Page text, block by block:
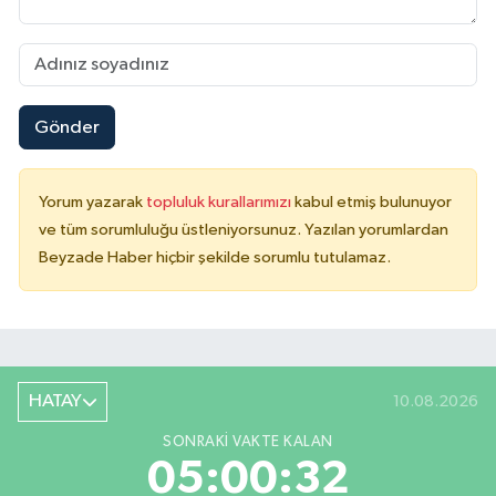
Gönder
Yorum yazarak topluluk kurallarımızı kabul etmiş bulunuyor
ve tüm sorumluluğu üstleniyorsunuz. Yazılan yorumlardan
Beyzade Haber hiçbir şekilde sorumlu tutulamaz.
HATAY 10.08.2026
SONRAKI VAKTE KALAN
05:00:31